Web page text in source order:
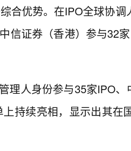
合优势。在IPO全球协
信证券（香港）参与32
理人身份参与35家IPO
持续亮相，显示出其在